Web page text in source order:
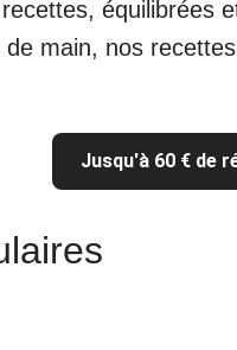
équilibrées
main, nos
Jusqu'à 60 € de